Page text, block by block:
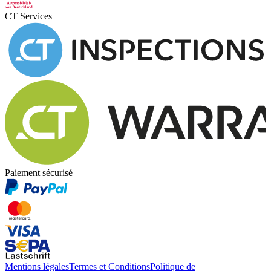
CT Services
Paiement sécurisé
Mentions légalesTermes et ConditionsPolitique de